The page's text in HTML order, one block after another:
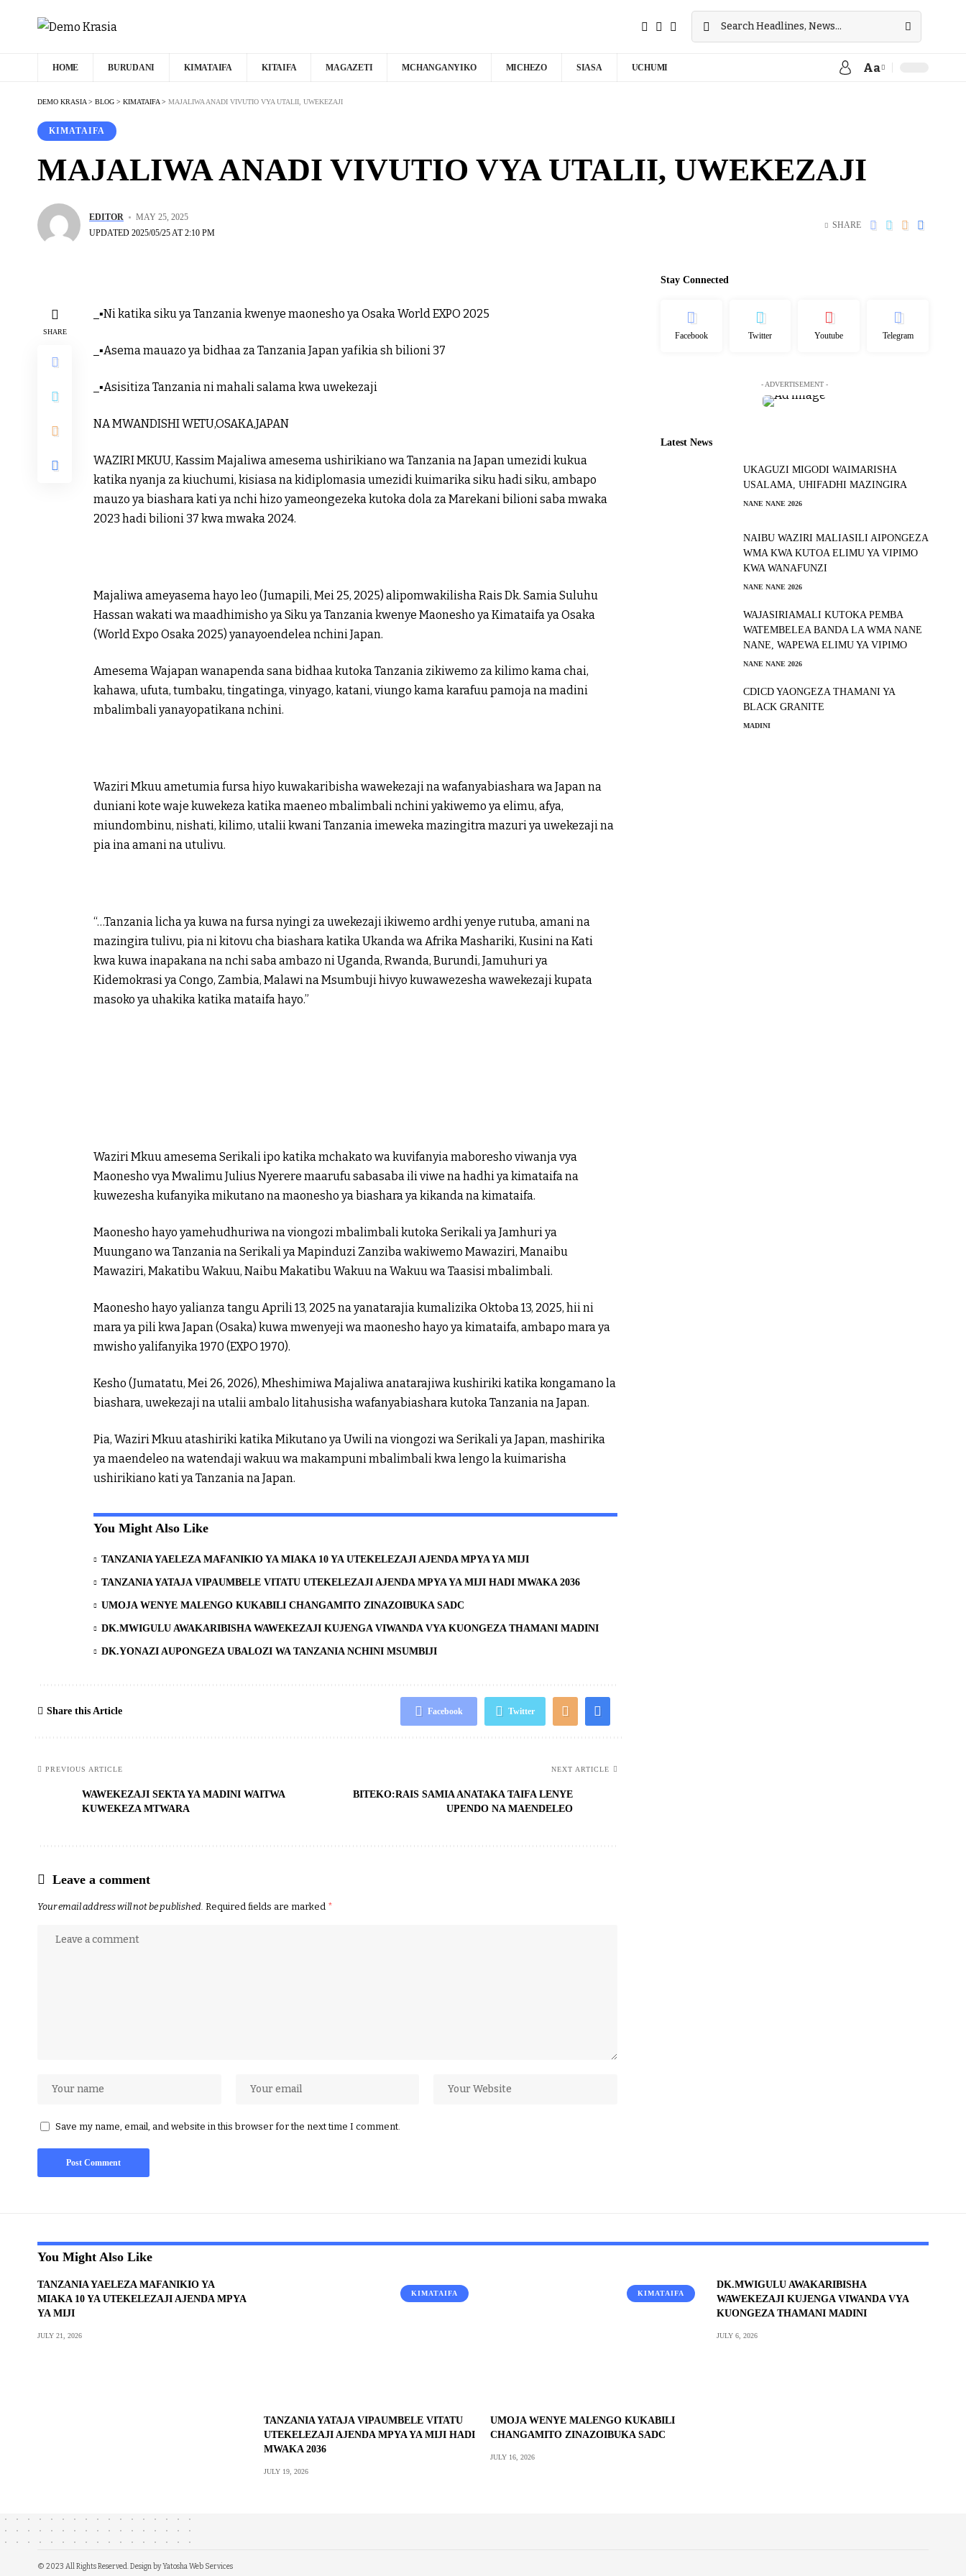
HOME BURUDANI KIMATAIFA KITAIFA MAGAZETI MCHANGANYIKO MICHEZO SIASA UCHUMI Aa
DEMO KRASIA > BLOG > KIMATAIFA > MAJALIWA ANADI VIVUTIO VYA UTALII, UWEKEZAJI
KIMATAIFA
MAJALIWA ANADI VIVUTIO VYA UTALII, UWEKEZAJI
EDITOR
MAY 25, 2025
UPDATED 2025/05/25 AT 2:10 PM
SHARE
SHARE
_▪️Ni katika siku ya Tanzania kwenye maonesho ya Osaka World EXPO 2025
_▪️Asema mauazo ya bidhaa za Tanzania Japan yafikia sh bilioni 37
_▪️Asisitiza Tanzania ni mahali salama kwa uwekezaji
NA MWANDISHI WETU,OSAKA,JAPAN
WAZIRI MKUU, Kassim Majaliwa amesema ushirikiano wa Tanzania na Japan umezidi kukua
katika nyanja za kiuchumi, kisiasa na kidiplomasia umezidi kuimarika siku hadi siku, ambapo
mauzo ya biashara kati ya nchi hizo yameongezeka kutoka dola za Marekani bilioni saba mwaka
2023 hadi bilioni 37 kwa mwaka 2024.
Majaliwa ameyasema hayo leo (Jumapili, Mei 25, 2025) alipomwakilisha Rais Dk. Samia Suluhu
Hassan wakati wa maadhimisho ya Siku ya Tanzania kwenye Maonesho ya Kimataifa ya Osaka
(World Expo Osaka 2025) yanayoendelea nchini Japan.
Amesema Wajapan wanapenda sana bidhaa kutoka Tanzania zikiwemo za kilimo kama chai,
kahawa, ufuta, tumbaku, tingatinga, vinyago, katani, viungo kama karafuu pamoja na madini
mbalimbali yanayopatikana nchini.
Waziri Mkuu ametumia fursa hiyo kuwakaribisha wawekezaji na wafanyabiashara wa Japan na
duniani kote waje kuwekeza katika maeneo mbalimbali nchini yakiwemo ya elimu, afya,
miundombinu, nishati, kilimo, utalii kwani Tanzania imeweka mazingitra mazuri ya uwekezaji na
pia ina amani na utulivu.
“…Tanzania licha ya kuwa na fursa nyingi za uwekezaji ikiwemo ardhi yenye rutuba, amani na
mazingira tulivu, pia ni kitovu cha biashara katika Ukanda wa Afrika Mashariki, Kusini na Kati
kwa kuwa inapakana na nchi saba ambazo ni Uganda, Rwanda, Burundi, Jamuhuri ya
Kidemokrasi ya Congo, Zambia, Malawi na Msumbuji hivyo kuwawezesha wawekezaji kupata
masoko ya uhakika katika mataifa hayo.”
Waziri Mkuu amesema Serikali ipo katika mchakato wa kuvifanyia maboresho viwanja vya
Maonesho vya Mwalimu Julius Nyerere maarufu sabasaba ili viwe na hadhi ya kimataifa na
kuwezesha kufanyika mikutano na maonesho ya biashara ya kikanda na kimataifa.
Maonesho hayo yamehudhuriwa na viongozi mbalimbali kutoka Serikali ya Jamhuri ya
Muungano wa Tanzania na Serikali ya Mapinduzi Zanziba wakiwemo Mawaziri, Manaibu
Mawaziri, Makatibu Wakuu, Naibu Makatibu Wakuu na Wakuu wa Taasisi mbalimbali.
Maonesho hayo yalianza tangu Aprili 13, 2025 na yanatarajia kumalizika Oktoba 13, 2025, hii ni
mara ya pili kwa Japan (Osaka) kuwa mwenyeji wa maonesho hayo ya kimataifa, ambapo mara ya
mwisho yalifanyika 1970 (EXPO 1970).
Kesho (Jumatatu, Mei 26, 2026), Mheshimiwa Majaliwa anatarajiwa kushiriki katika kongamano la
biashara, uwekezaji na utalii ambalo litahusisha wafanyabiashara kutoka Tanzania na Japan.
Pia, Waziri Mkuu atashiriki katika Mikutano ya Uwili na viongozi wa Serikali ya Japan, mashirika
ya maendeleo na watendaji wakuu wa makampuni mbalimbali kwa lengo la kuimarisha
ushirikiano kati ya Tanzania na Japan.
You Might Also Like
TANZANIA YAELEZA MAFANIKIO YA MIAKA 10 YA UTEKELEZAJI AJENDA MPYA YA MIJI
TANZANIA YATAJA VIPAUMBELE VITATU UTEKELEZAJI AJENDA MPYA YA MIJI HADI MWAKA 2036
UMOJA WENYE MALENGO KUKABILI CHANGAMITO ZINAZOIBUKA SADC
DK.MWIGULU AWAKARIBISHA WAWEKEZAJI KUJENGA VIWANDA VYA KUONGEZA THAMANI MADINI
DK.YONAZI AUPONGEZA UBALOZI WA TANZANIA NCHINI MSUMBIJI
Share this Article Facebook Twitter
PREVIOUS ARTICLE
WAWEKEZAJI SEKTA YA MADINI WAITWA
KUWEKEZA MTWARA
NEXT ARTICLE
BITEKO:RAIS SAMIA ANATAKA TAIFA LENYE
UPENDO NA MAENDELEO
Leave a comment
Your email address will not be published. Required fields are marked *
Save my name, email, and website in this browser for the next time I comment.
Stay Connected
Facebook Twitter Youtube Telegram
- ADVERTISEMENT -
Latest News
UKAGUZI MIGODI WAIMARISHA
USALAMA, UHIFADHI MAZINGIRA
NANE NANE 2026
NAIBU WAZIRI MALIASILI AIPONGEZA
WMA KWA KUTOA ELIMU YA VIPIMO
KWA WANAFUNZI
NANE NANE 2026
WAJASIRIAMALI KUTOKA PEMBA
WATEMBELEA BANDA LA WMA NANE
NANE, WAPEWA ELIMU YA VIPIMO
NANE NANE 2026
CDICD YAONGEZA THAMANI YA
BLACK GRANITE
MADINI
You Might Also Like
TANZANIA YAELEZA MAFANIKIO YA
MIAKA 10 YA UTEKELEZAJI AJENDA MPYA
YA MIJI
JULY 21, 2026
KIMATAIFA
TANZANIA YATAJA VIPAUMBELE VITATU
UTEKELEZAJI AJENDA MPYA YA MIJI HADI
MWAKA 2036
JULY 19, 2026
KIMATAIFA
UMOJA WENYE MALENGO KUKABILI
CHANGAMITO ZINAZOIBUKA SADC
JULY 16, 2026
DK.MWIGULU AWAKARIBISHA
WAWEKEZAJI KUJENGA VIWANDA VYA
KUONGEZA THAMANI MADINI
JULY 6, 2026
© 2023 All Rights Reserved. Design byYatosha Web Services